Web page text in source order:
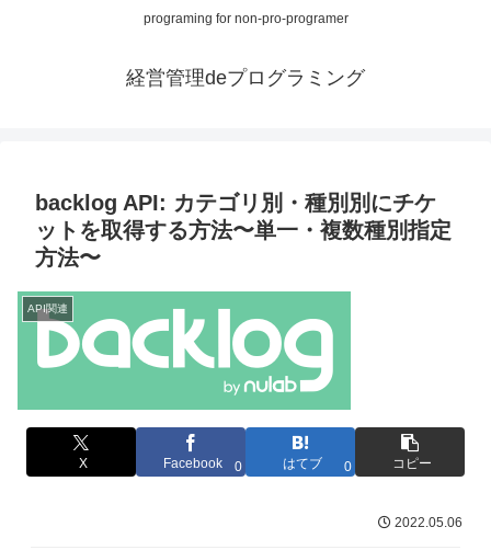
programing for non-pro-programer
経営管理deプログラミング
backlog API: カテゴリ別・種別別にチケ
ットを取得する方法〜単一・複数種別指定
方法〜
API関連
X Facebook 0 はてブ 0 コピー
2022.05.06